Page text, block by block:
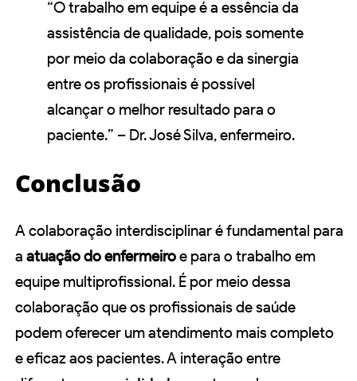
“O trabalho em equipe é a essência da
assistência de qualidade, pois somente
por meio da colaboração e da sinergia
entre os profissionais é possível
alcançar o melhor resultado para o
paciente.” – Dr. José Silva, enfermeiro.
Conclusão
A colaboração interdisciplinar é fundamental para
a atuação do enfermeiroe para o trabalho em
equipe multiprofissional. É por meio dessa
colaboração que os profissionais de saúde
podem oferecer um atendimento mais completo
e eficaz aos pacientes. A interação entre